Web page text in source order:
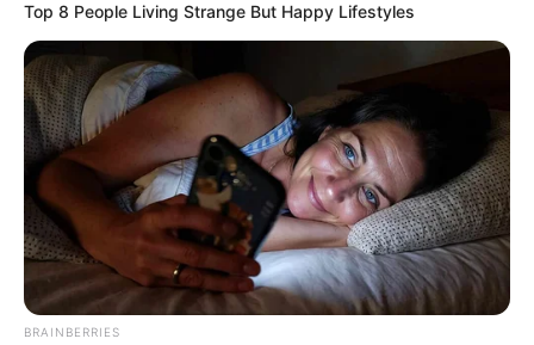
Top 8 People Living Strange But Happy Lifestyles
BRAINBERRIES